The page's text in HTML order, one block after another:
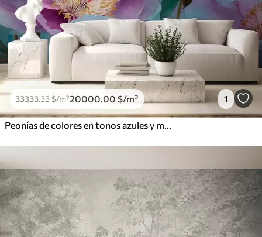
33333.33$/m²20000 .00 $/m² 1